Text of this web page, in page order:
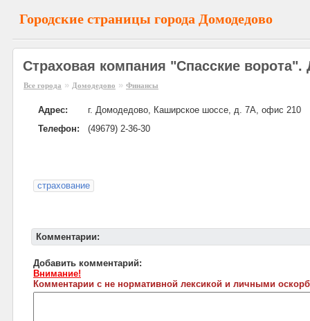
Городские страницы города Домодедово
Страховая компания "Спасские
Все города » Домодедово » Финансы
Адрес:
г. Домодедово, Каширское шоссе, д. 7A, офис 210
Телефон:
(49679) 2-36-30
страхование
Комментарии:
Добавить комментарий:
Внимание!
Комментарии с не нормативной лексикой и личными